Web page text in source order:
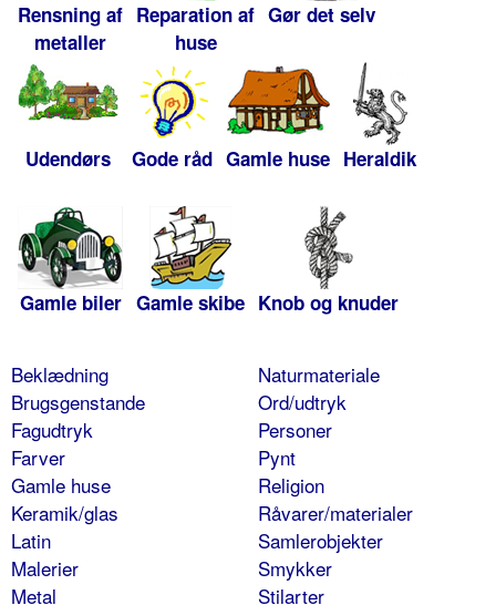
Rensning af
metaller
Reparation af
huse
Gør det selv
Udendørs Gode råd Gamle huse Heraldik
Gamle biler Gamle skibe Knob og knuder
Beklædning
Brugsgenstande
Fagudtryk
Farver
Gamle huse
Keramik/glas
Latin
Malerier
Metal
Naturmateriale
Ord/udtryk
Personer
Pynt
Religion
Råvarer/materialer
Samlerobjekter
Smykker
Stilarter